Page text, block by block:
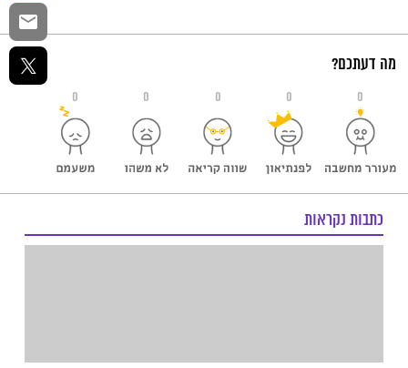
מה דעתכם?
0 0 0 0 0
כתבות נקראות